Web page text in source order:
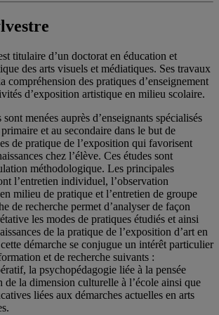
titulaire d’un doctorat en éducation et
des arts visuels et médiatiques. Ses travaux
compréhension des pratiques d’enseignement
d’exposition artistique en milieu scolaire.
menées auprès d’enseignants spécialisés
et au secondaire dans le but de
de pratique de l’exposition qui favorisent
chez l’élève. Ces études sont
méthodologique. Les principales
l’entretien individuel, l’observation
milieu de pratique et l’entretien de groupe
de recherche permet d’analyser de façon
les modes de pratiques étudiés et ainsi
de la pratique de l’exposition d’art en
démarche se conjugue un intérêt particulier
et de recherche suivants :
la psychopédagogie liée à la pensée
de la dimension culturelle à l’école ainsi que
liées aux démarches actuelles en arts